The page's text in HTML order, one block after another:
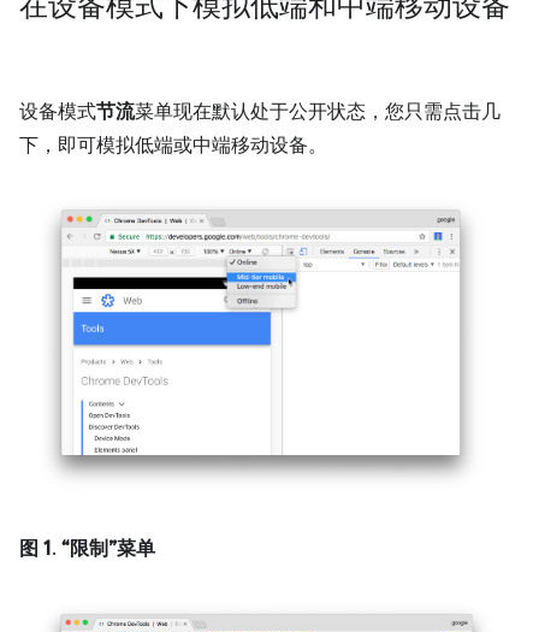
设备模式节流菜单现在默认处于公开状态，您只需点击几
下，即可模拟低端或中端移动设备。
图 1. “限制”菜单